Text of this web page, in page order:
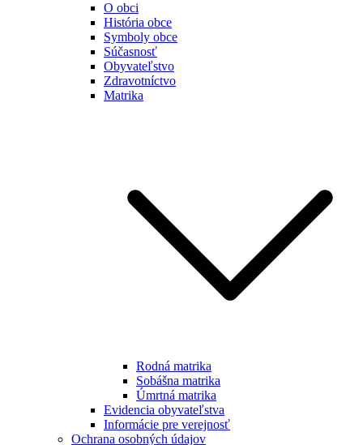
O obci
História obce
Symboly obce
Súčasnosť
Obyvateľstvo
Zdravotníctvo
Matrika
Rodná matrika
Sobášna matrika
Úmrtná matrika
Evidencia obyvateľstva
Informácie pre verejnosť
Ochrana osobných údajov